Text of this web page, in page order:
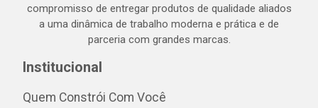
compromisso de entregar produtos de qualidade aliados
a uma dinâmica de trabalho moderna e prática e de
parceria com grandes marcas.
Institucional
Quem Constrói Com Você